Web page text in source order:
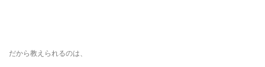
だから教えられるのは、